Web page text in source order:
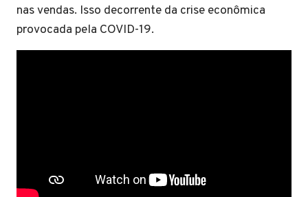
nas vendas. Isso decorrente da crise econômica
provocada pela COVID-19.